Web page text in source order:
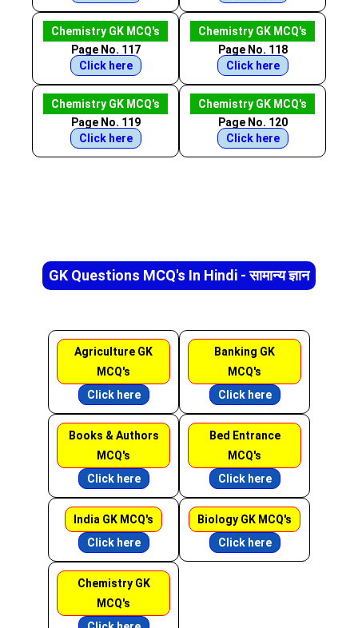
Chemistry GK MCQ's
Page No. 117
Click here
Chemistry GK MCQ's
Page No. 118
Click here
Chemistry GK MCQ's
Page No. 119
Click here
Chemistry GK MCQ's
Page No. 120
Click here
GK Questions MCQ's In Hindi - सामान्य ज्ञान
Agriculture GK
MCQ's
Click here
Banking GK
MCQ's
Click here
Books & Authors
MCQ's
Click here
Bed Entrance
MCQ's
Click here
India GK MCQ's
Click here
Biology GK MCQ's
Click here
Chemistry GK
MCQ's